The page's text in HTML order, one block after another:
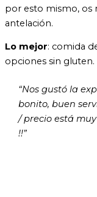
por esto mismo, os
antelación.
Lo mejor: comida
opciones sin gluten.
“Nos gustó la
bonito, buen
/ precio está
!!”